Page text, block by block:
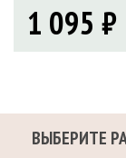
1 095 ₽
ВЫБЕРИТЕ